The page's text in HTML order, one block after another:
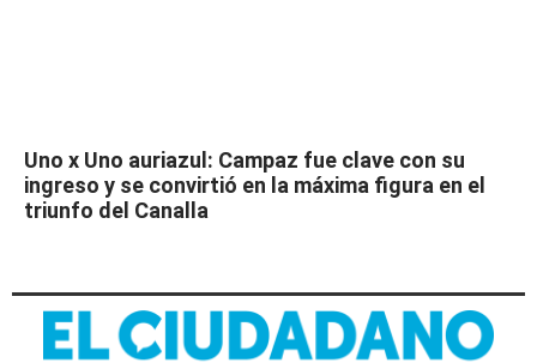
Uno x Uno auriazul: Campaz fue clave con su
ingreso y se convirtió en la máxima figura en el
triunfo del Canalla